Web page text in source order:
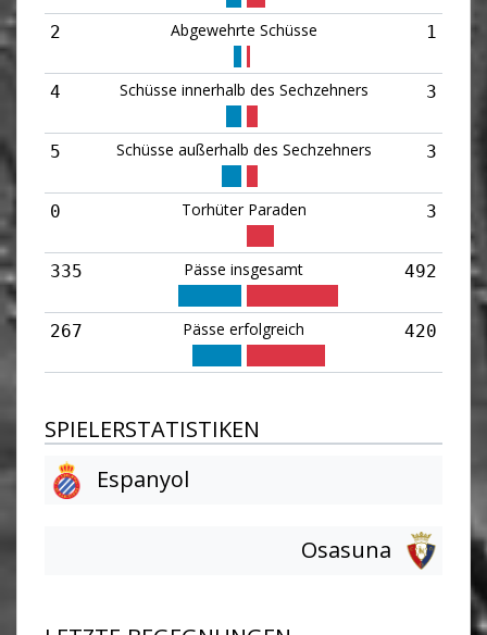
2 Abgewehrte Schüsse 1
4 Schüsse innerhalb des Sechzehners 3
5 Schüsse außerhalb des Sechzehners 3
0 Torhüter Paraden 3
335 Pässe insgesamt 492
267 Pässe erfolgreich 420
SPIELERSTATISTIKEN
Espanyol
Osasuna